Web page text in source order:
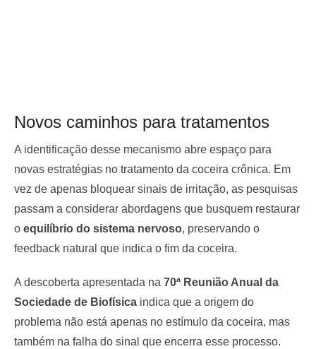
Novos caminhos para tratamentos
A identificação desse mecanismo abre espaço para
novas estratégias no tratamento da coceira crônica. Em
vez de apenas bloquear sinais de irritação, as pesquisas
passam a considerar abordagens que busquem restaurar
o equilíbrio do sistema nervoso, preservando o
feedback natural que indica o fim da coceira.
A descoberta apresentada na 70ª Reunião Anual da
Sociedade de Biofísica indica que a origem do
problema não está apenas no estímulo da coceira, mas
também na falha do sinal que encerra esse processo.